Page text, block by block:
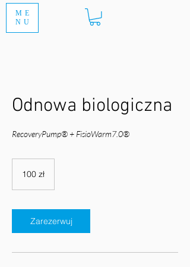
ME
NU
Odnowa biologiczna
RecoveryPump® + FisioWarm7.0®
polskich
100 zł
Zarezerwuj